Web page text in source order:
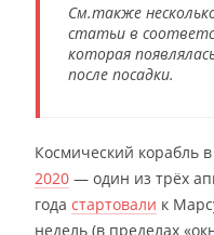
См.также
статьи в
которая
после посадки.
Космический корабль
2020 — один из трёх
года стартовали к
недель (в пределах